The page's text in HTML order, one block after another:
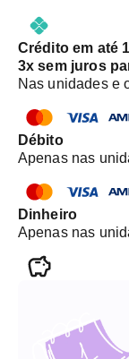
Crédito em até
3x sem juros
Nas unidades e
Débito
Apenas nas
Dinheiro
Apenas nas